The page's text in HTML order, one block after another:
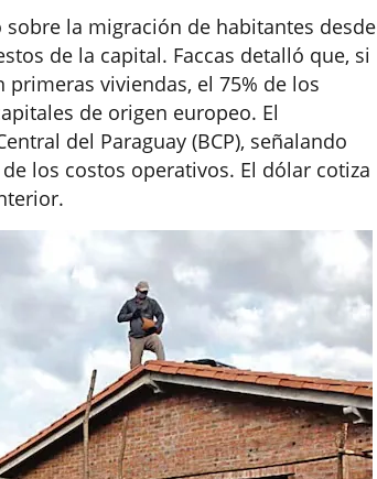
la migración de habitantes desde
de la capital. Faccas detalló que, si
viviendas, el 75% de los
de origen europeo. El
del Paraguay (BCP), señalando
los costos operativos. El dólar cotiza